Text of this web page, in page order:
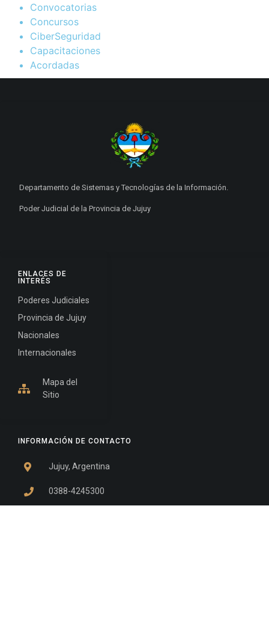
Convocatorias
Concursos
CiberSeguridad
Capacitaciones
Acordadas
INFORMACIÓN DE CONTACTO
Jujuy, Argentina
0388-4245300
ENLACES DE
INTERÉS
Poderes Judiciales
Provincia de Jujuy
Nacionales
Internacionales
Mapa del
Sitio
Departamento de Sistemas y Tecnologías de la Información.
Poder Judicial de la Provincia de Jujuy